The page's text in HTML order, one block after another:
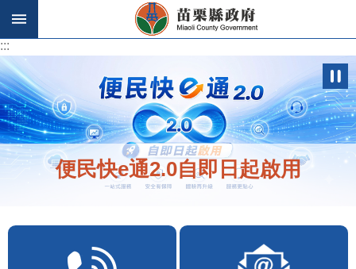
跳到主要內容區塊
:::
:::
便民快e通2.0自即日起啟用